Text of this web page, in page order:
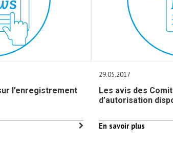
l’enregistrement
29.05.2017
Les avis des
d’autorisation
En savoir plus